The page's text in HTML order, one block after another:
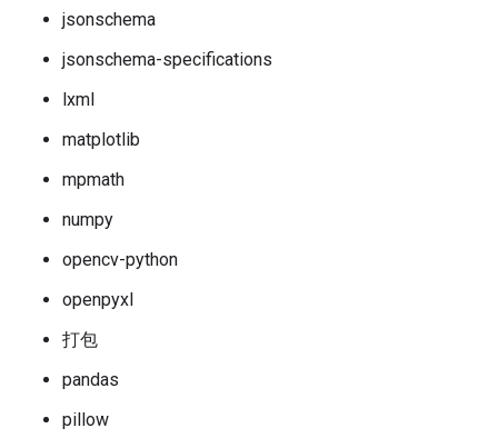
jsonschema
jsonschema-specifications
lxml
matplotlib
mpmath
numpy
opencv-python
openpyxl
打包
pandas
pillow